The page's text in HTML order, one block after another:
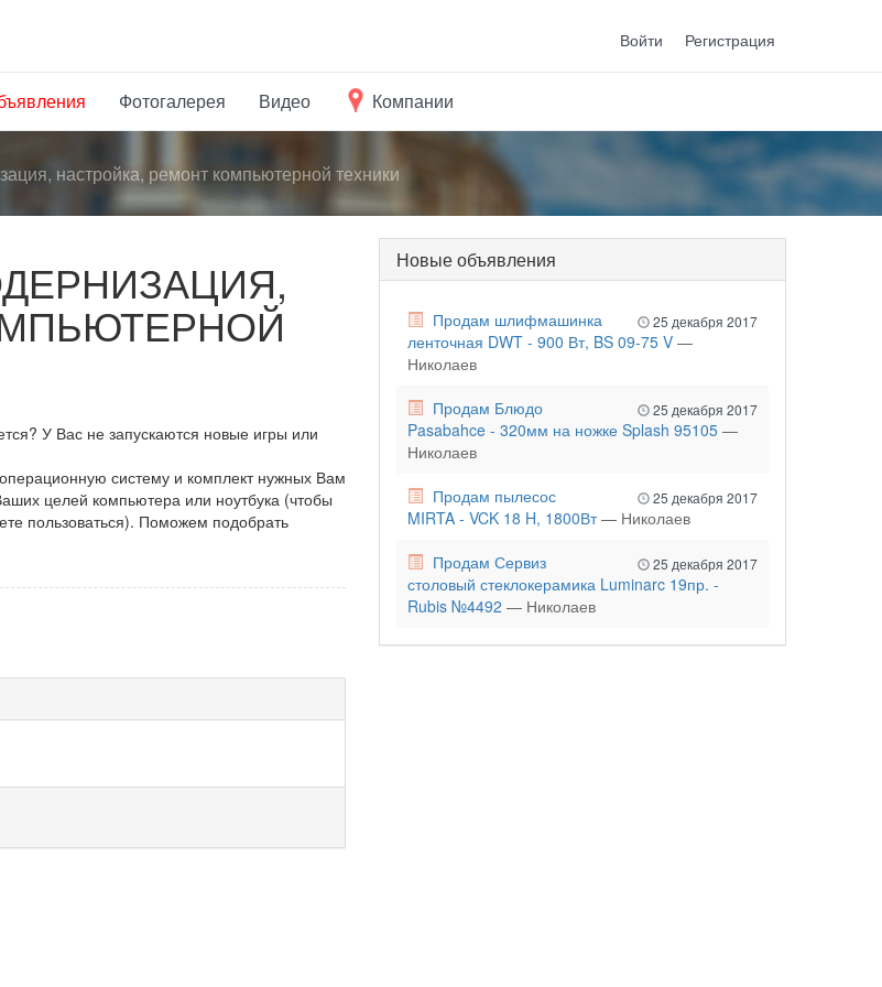
Войти Регистрация
Фотогалерея Видео Компании
настройка, ремонт компьютерной техники
У Вас не запускаются новые игры или
систему и комплект нужных Вам
целей компьютера или ноутбука (чтобы
пользоваться). Поможем подобрать
Новые объявления
25 декабря 2017
Продам шлифмашинка
ленточная DWT - 900 Вт, BS 09-75 V —
Николаев
25 декабря 2017
Продам Блюдо
Pasabahce - 320мм на ножке Splash 95105 —
Николаев
25 декабря 2017
Продам пылесос
MIRTA - VCK 18 H, 1800Вт — Николаев
25 декабря 2017
Продам Сервиз
столовый стеклокерамика Luminarc 19пр. -
Rubis №4492 — Николаев